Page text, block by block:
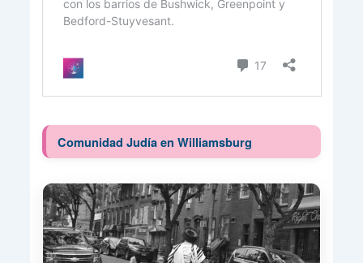
Comunidad Judía en Williamsburg